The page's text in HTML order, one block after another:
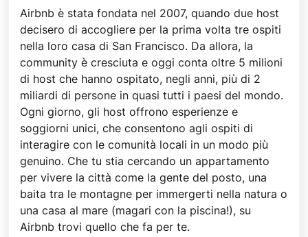
Airbnb è stata fondata nel 2007, quando due host
decisero di accogliere per la prima volta tre ospiti
nella loro casa di San Francisco. Da allora, la
community è cresciuta e oggi conta oltre 5 milioni
di host che hanno ospitato, negli anni, più di 2
miliardi di persone in quasi tutti i paesi del mondo.
Ogni giorno, gli host offrono esperienze e
soggiorni unici, che consentono agli ospiti di
interagire con le comunità locali in un modo più
genuino. Che tu stia cercando un appartamento
per vivere la città come la gente del posto, una
baita tra le montagne per immergerti nella natura o
una casa al mare (magari con la piscina!), su
Airbnb trovi quello che fa per te.